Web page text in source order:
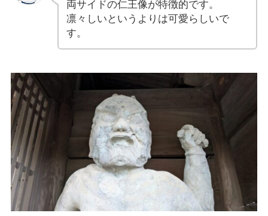
両サイドの仁王像が特徴的です。
凛々しいというよりは可愛らしいで
す。